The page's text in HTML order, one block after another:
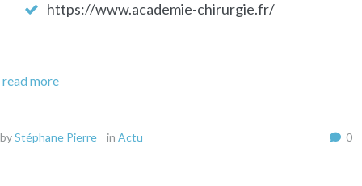
https://www.academie-chirurgie.fr/
read more
byStéphane Pierre in Actu 0